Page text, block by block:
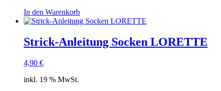
In den Warenkorb
Strick-Anleitung Socken LORETTE
4,90 €
inkl. 19 % MwSt.